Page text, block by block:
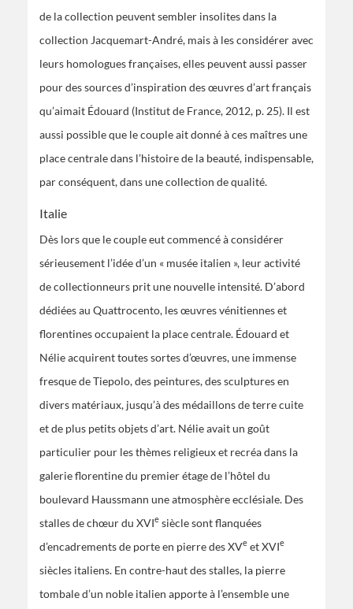
de la collection peuvent sembler insolites dans la
collection Jacquemart-André, mais à les considérer avec
leurs homologues françaises, elles peuvent aussi passer
pour des sources d’inspiration des œuvres d’art français
qu’aimait Édouard (Institut de France, 2012, p. 25). Il est
aussi possible que le couple ait donné à ces maîtres une
place centrale dans l’histoire de la beauté, indispensable,
par conséquent, dans une collection de qualité.
Italie
Dès lors que le couple eut commencé à considérer
sérieusement l’idée d’un « musée italien », leur activité
de collectionneurs prit une nouvelle intensité. D’abord
dédiées au Quattrocento, les œuvres vénitiennes et
florentines occupaient la place centrale. Édouard et
Nélie acquirent toutes sortes d’œuvres, une immense
fresque de Tiepolo, des peintures, des sculptures en
divers matériaux, jusqu’à des médaillons de terre cuite
et de plus petits objets d’art. Nélie avait un goût
particulier pour les thèmes religieux et recréa dans la
galerie florentine du premier étage de l’hôtel du
boulevard Haussmann une atmosphère ecclésiale. Des
stalles de chœur du XVIe siècle sont flanquées
d’encadrements de porte en pierre des XVe et XVIe
siècles italiens. En contre-haut des stalles, la pierre
tombale d’un noble italien apporte à l’ensemble une